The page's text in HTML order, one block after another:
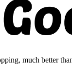
much better